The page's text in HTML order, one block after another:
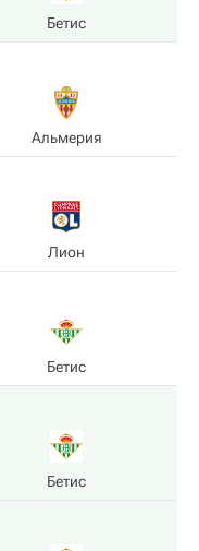
Бетис
Альмерия
Лион
Бетис
Бетис